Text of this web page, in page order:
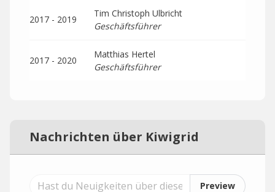
2017 - 2019
Tim Christoph Ulbricht
Geschäftsführer
2017 - 2020
Matthias Hertel
Geschäftsführer
Nachrichten über Kiwigrid
Preview